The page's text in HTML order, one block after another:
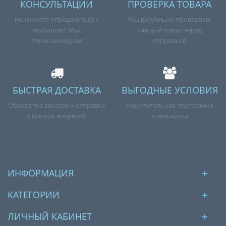
КОНСУЛЬТАЦИИ
Не можете определиться с
выбором? Мы
порекомендуем!
ПРОВЕРКА ТОВАРА
Мы визуально проверяем
каждый товар перед
отправкой
БЫСТРАЯ ДОСТАВКА
Обработка заказов и отправка
посылок вовремя!
ВЫГОДНЫЕ УСЛОВИЯ
Накопительная программа
лояльности
ИНФОРМАЦИЯ
КАТЕГОРИИ
ЛИЧНЫЙ КАБИНЕТ